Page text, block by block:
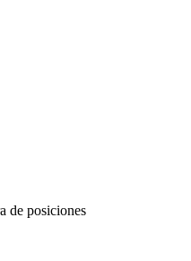
de posiciones